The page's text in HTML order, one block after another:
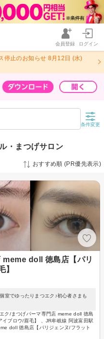
会員登録 ログイン
停止のお知らせ 8月12日 (水)
条件変更
・まつげサロン
おすすめ順 (PR優先表示)
meme doll 徳島店【パリ
】
室でゆったりまつエク♪初心者さまも
ク/まつげパーマ専門店 meme doll 徳島
ブロウ/眉毛】 、JR牟岐線 阿波富田駅
doll 徳島店【パリジェンヌ/フラット